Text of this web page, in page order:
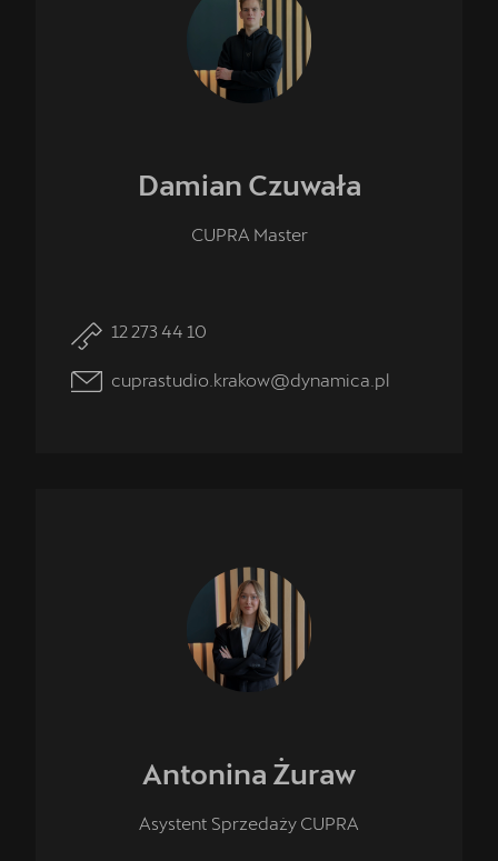
Damian Czuwała
CUPRA Master
12 273 44 10
cuprastudio.krakow@dynamica.pl
Antonina Żuraw
Asystent Sprzedaży CUPRA